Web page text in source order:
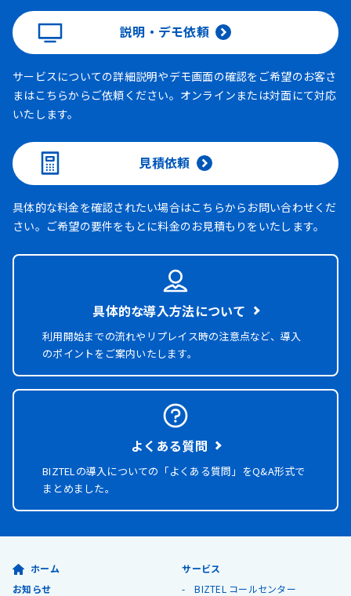
説明・デモ依頼
サービスについての詳細説明やデモ画面の確認をご希望のお客さ
まはこちらからご依頼ください。オンラインまたは対面にて対応
いたします。
見積依頼
具体的な料金を確認されたい場合はこちらからお問い合わせくだ
さい。ご希望の要件をもとに料金のお見積もりをいたします。
具体的な導入方法について
利用開始までの流れやリプレイス時の注意点など、導入
のポイントをご案内いたします。
よくある質問
BIZTELの導入についての「よくある質問」をQ&A形式で
まとめました。
ホーム
お知らせ
サービス
BIZTEL コールセンター